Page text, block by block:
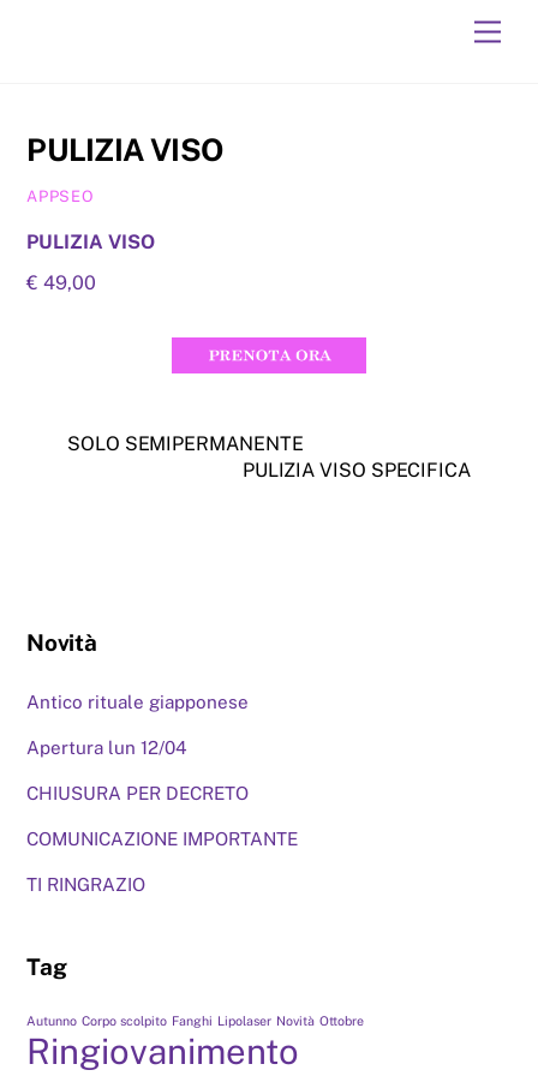
PULIZIA VISO
APPSEO
PULIZIA VISO
€ 49,00
SOLO SEMIPERMANENTE
PULIZIA VISO SPECIFICA
Novità
Antico rituale giapponese
Apertura lun 12/04
CHIUSURA PER DECRETO
COMUNICAZIONE IMPORTANTE
TI RINGRAZIO
Tag
Autunno Corpo scolpito Fanghi Lipolaser Novità Ottobre
Ringiovanimento